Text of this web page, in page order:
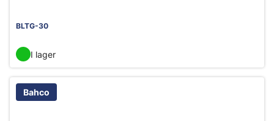
BLTG-30
I lager
Bahco